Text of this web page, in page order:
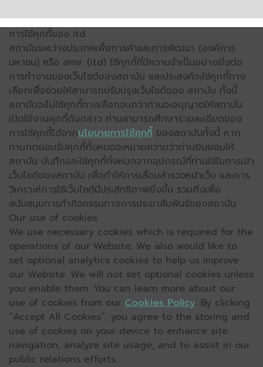
การใช้คุกกี้ของ itd
สถาบันระหว่างประเทศเพื่อการค้าและการพัฒนา (องค์การ
มหาชน) หรือ สคพ. (itd) ใช้คุกกี้ที่มีความจำเป็นอย่างยิ่งต่อ
การทำงานของเว็บไซต์ของสถาบัน และประสงค์จะใช้คุกกี้ทาง
เลือกเพื่อช่วยให้สามารถปรับปรุงเว็บไซต์ของ สถาบัน ทั้งนี้
สถาบันจะไม่ใช้คุกกี้ทางเลือกจนกว่าท่านจะอนุญาตให้สถาบัน
เปิดใช้งานคุกกี้ดังกล่าว ท่านสามารถศึกษารายละเอียดของ
การใช้คุกกี้ได้จากนโยบายการใช้คุกกี้ ของสถาบันทั้งนี้ หาก
ท่านกดยอมรับคุกกี้ทั้งหมดจะหมายความว่าท่านยินยอมให้
สถาบัน บันทึกและใช้คุกกี้ทั้งหมดจากอุปกรณ์ที่ท่านใช้ในการเข้า
เว็บไซต์ของสถาบัน เพื่อทำให้การเลื่อนสำรวจหน้าเว็บ และการ
วิเคราะห์การใช้เว็บไซต์มีประสิทธิภาพยิ่งขึ้น รวมถึงเพื่อ
สนับสนุนการทำกิจกรรมทางการประชาสัมพันธ์ของสถาบัน
Our use of cookies
We use necessary cookies which is required for the
operations of our Website. We also would like to
set optional analytics cookies to help us improve
our Website. We will not set optional cookies unless
you enable them. You can learn more about our
use of cookies from our Cookies Policy. By clicking
“Accept All Cookies”, you agree to the storing and
use of cookies on your device to enhance site
navigation, analyze site usage, and to assist in our
public relations efforts.